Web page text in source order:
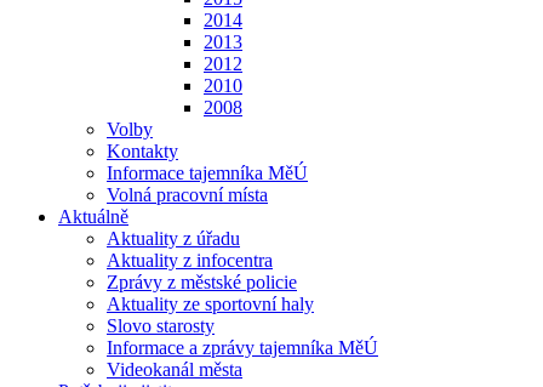
2014
2013
2012
2010
2008
Volby
Kontakty
Informace tajemníka MěÚ
Volná pracovní místa
Aktuálně
Aktuality z úřadu
Aktuality z infocentra
Zprávy z městské policie
Aktuality ze sportovní haly
Slovo starosty
Informace a zprávy tajemníka MěÚ
Videokanál města